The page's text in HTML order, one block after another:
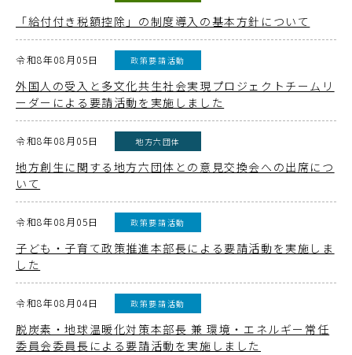
「給付付き税額控除」の制度導入の基本方針について
令和8年08月05日 政策要請活動
外国人の受入と多文化共生社会実現プロジェクトチームリ
ーダーによる要請活動を実施しました
令和8年08月05日 地方六団体
地方創生に関する地方六団体との意見交換会への出席につ
いて
令和8年08月05日 政策要請活動
子ども・子育て政策推進本部長による要請活動を実施しま
した
令和8年08月04日 政策要請活動
脱炭素・地球温暖化対策本部長 兼 環境・エネルギー常任
委員会委員長による要請活動を実施しました